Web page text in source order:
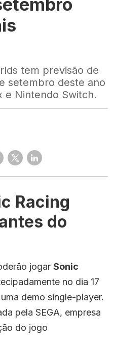
tem previsão de
setembro deste ano
e Nintendo Switch.
Racing
do
jogar Sonic
no dia 17
demo single-player.
pela SEGA, empresa
do jogo